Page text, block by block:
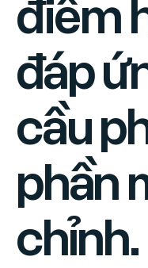
điểm
đáp
cầu
phần
chỉnh.